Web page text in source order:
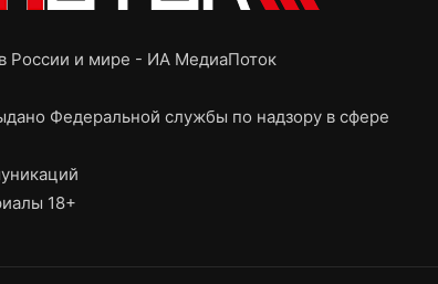
России и мире - ИА МедиаПоток
Федеральной службы по надзору в сфере
18+